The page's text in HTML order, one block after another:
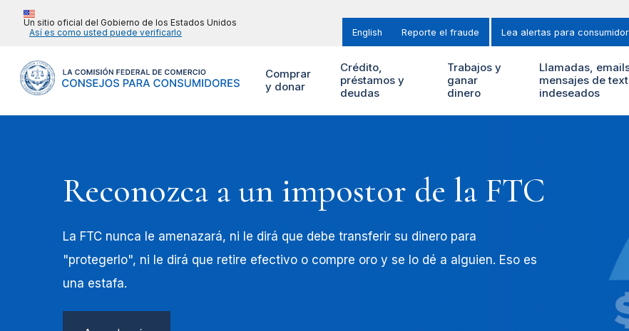
Un sitio oficial del Gobierno de los Estados Unidos
Así es como usted puede verificarlo
English Reporte el fraude Lea alertas para
Comprar
y donar
Crédito,
préstamos y
deudas
Trabajos y
ganar
dinero
Llamadas,
mensajes de
indeseados
Reconozca a un impostor de la FTC
La FTC nunca le amenazará, ni le dirá que debe transferir su dinero para
"protegerlo", ni le dirá que retire efectivo o compre oro y se lo dé a alguien. Eso es
una estafa.